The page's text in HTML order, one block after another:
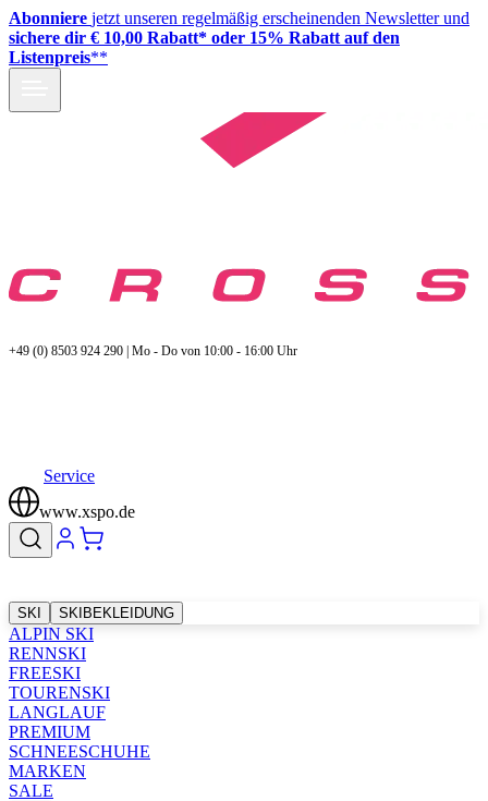
Abonniere jetzt unseren regelmäßig erscheinenden Newsletter und
sichere dir € 10,00 Rabatt* oder 15% Rabatt auf den
Listenpreis**
+49 (0) 8503 924 290 | Mo - Do von 10:00 - 16:00 Uhr
Service
www.xspo.de
SKI SKIBEKLEIDUNG
ALPIN SKI
RENNSKI
FREESKI
TOURENSKI
LANGLAUF
PREMIUM
SCHNEESCHUHE
MARKEN
SALE